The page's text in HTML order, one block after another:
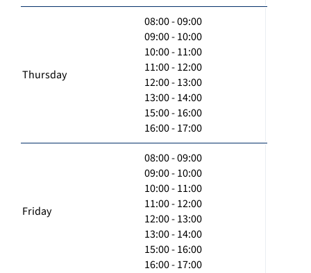
Thursday
08:00 - 09:00
09:00 - 10:00
10:00 - 11:00
11:00 - 12:00
12:00 - 13:00
13:00 - 14:00
15:00 - 16:00
16:00 - 17:00
Friday
08:00 - 09:00
09:00 - 10:00
10:00 - 11:00
11:00 - 12:00
12:00 - 13:00
13:00 - 14:00
15:00 - 16:00
16:00 - 17:00